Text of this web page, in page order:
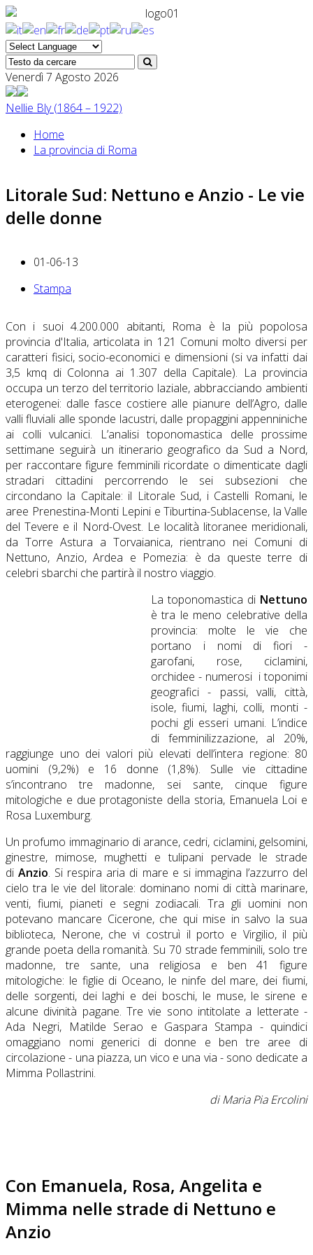
Venerdì 7 Agosto 2026
Nellie Bly (1864 – 1922)
Home
La provincia di Roma
Litorale Sud: Nettuno e Anzio - Le vie
delle donne
01-06-13
Stampa
Con i suoi 4.200.000 abitanti, Roma è la più popolosa
provincia d'Italia, articolata in 121 Comuni molto diversi per
caratteri fisici, socio-economici e dimensioni (si va infatti dai
3,5 kmq di Colonna ai 1.307 della Capitale). La provincia
occupa un terzo del territorio laziale, abbracciando ambienti
eterogenei: dalle fasce costiere alle pianure dell’Agro, dalle
valli fluviali alle sponde lacustri, dalle propaggini appenniniche
ai colli vulcanici. L’analisi toponomastica delle prossime
settimane seguirà un itinerario geografico da Sud a Nord,
per raccontare figure femminili ricordate o dimenticate dagli
stradari cittadini percorrendo le sei subsezioni che
circondano la Capitale: il Litorale Sud, i Castelli Romani, le
aree Prenestina-Monti Lepini e Tiburtina-Sublacense, la Valle
del Tevere e il Nord-Ovest. Le località litoranee meridionali,
da Torre Astura a Torvaianica, rientrano nei Comuni di
Nettuno, Anzio, Ardea e Pomezia: è da queste terre di
celebri sbarchi che partirà il nostro viaggio.
La toponomastica di Nettuno
è tra le meno celebrative della
provincia: molte le vie che
portano i nomi di fiori -
garofani, rose, ciclamini,
orchidee - numerosi i toponimi
geografici - passi, valli, città,
isole, fiumi, laghi, colli, monti -
pochi gli esseri umani. L’indice
di femminilizzazione, al 20%,
raggiunge uno dei valori più elevati dell’intera regione: 80
uomini (9,2%) e 16 donne (1,8%). Sulle vie cittadine
s’incontrano tre madonne, sei sante, cinque figure
mitologiche e due protagoniste della storia, Emanuela Loi e
Rosa Luxemburg.
Un profumo immaginario di arance, cedri, ciclamini, gelsomini,
ginestre, mimose, mughetti e tulipani pervade le strade
diAnzio. Si respira aria di mare e si immagina l’azzurro del
cielo tra le vie del litorale: dominano nomi di città marinare,
venti, fiumi, pianeti e segni zodiacali. Tra gli uomini non
potevano mancare Cicerone, che qui mise in salvo la sua
biblioteca, Nerone, che vi costruì il porto e Virgilio, il più
grande poeta della romanità. Su 70 strade femminili, solo tre
madonne, tre sante, una religiosa e ben 41 figure
mitologiche: le figlie di Oceano, le ninfe del mare, dei fiumi,
delle sorgenti, dei laghi e dei boschi, le muse, le sirene e
alcune divinità pagane. Tre vie sono intitolate a letterate -
Ada Negri, Matilde Serao e Gaspara Stampa - quindici
omaggiano nomi generici di donne e ben tre aree di
circolazione - una piazza, un vico e una via - sono dedicate a
Mimma Pollastrini.
di Maria Pia Ercolini
Con Emanuela, Rosa, Angelita e
Mimma nelle strade di Nettuno e
Anzio